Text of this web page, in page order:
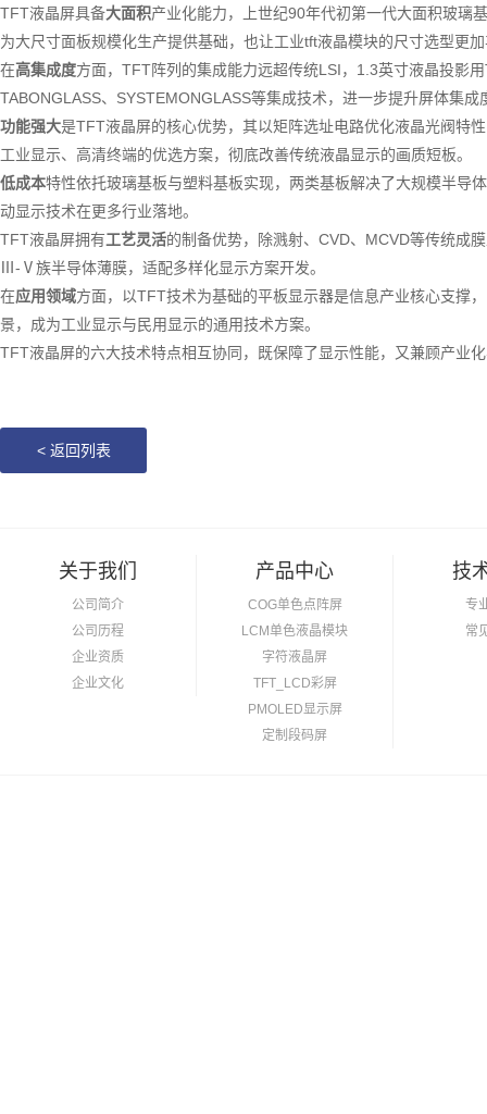
TFT液晶屏具备大面积产业化能力，上世纪90年代初第一代大面积玻璃
为大尺寸面板规模化生产提供基础，也让工业tft液晶模块的尺寸选型更
在高集成度方面， TFT阵列的集成能力远超传统LSI，1.3英寸液晶投影
TABONGLASS、SYSTEMONGLASS等集成技术，进一步提升屏体集
功能强大是TFT液晶屏的核心优势，其以矩阵选址电路优化液晶光阀特
工业显示、高清终端的优选方案，彻底改善传统液晶显示的画质短板。
低成本特性依托玻璃基板与塑料基板实现，两类基板解决了大规模半导
动显示技术在更多行业落地。
TFT液晶屏拥有工艺灵活的制备优势，除溅射、 CVD、MCVD等传统成
Ⅲ-Ⅴ族半导体薄膜，适配多样化显示方案开发。
在应用领域方面，以TFT技术为基础的平板显示器是信息产业核心支撑
景，成为工业显示与民用显示的通用技术方案。
TFT液晶屏的六大技术特点相互协同，既保障了显示性能，又兼顾产业
< 返回列表
关于我们
公司简介
公司历程
企业资质
企业文化
产品中心
COG单色点阵屏
LCM单色液晶模块
字符液晶屏
TFT_LCD彩屏
PMOLED显示屏
定制段码屏
技
专
常